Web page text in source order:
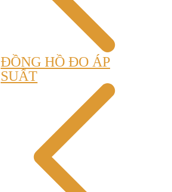
ĐỒNG HỒ ĐO ÁP
SUẤT